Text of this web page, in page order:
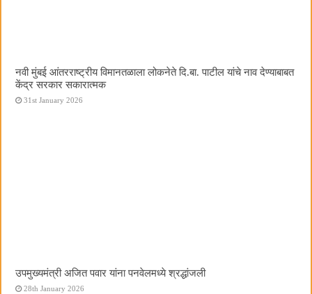
नवी मुंबई आंतरराष्ट्रीय विमानतळाला लोकनेते दि.बा. पाटील यांचे नाव देण्याबाबत
केंद्र सरकार सकारात्मक
31st January 2026
उपमुख्यमंत्री अजित पवार यांना पनवेलमध्ये श्रद्धांजली
28th January 2026